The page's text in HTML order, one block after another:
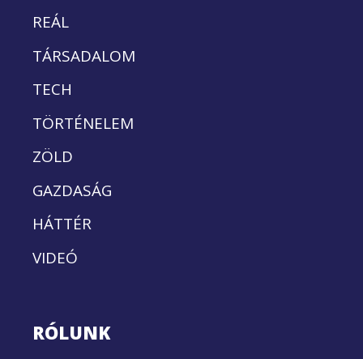
REÁL
TÁRSADALOM
TECH
TÖRTÉNELEM
ZÖLD
GAZDASÁG
HÁTTÉR
VIDEÓ
RÓLUNK